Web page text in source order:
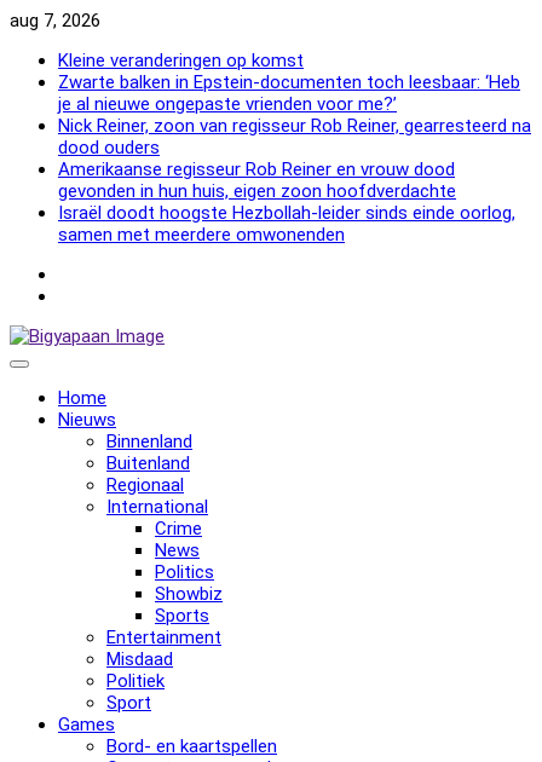
Skip
content
aug 7, 2026
Kleine veranderingen op komst
Zwarte balken in Epstein-documenten toch leesbaar: ‘Heb
je al nieuwe ongepaste vrienden voor me?’
Nick Reiner, zoon van regisseur Rob Reiner, gearresteerd na
dood ouders
Amerikaanse regisseur Rob Reiner en vrouw dood
gevonden in hun huis, eigen zoon hoofdverdachte
Israël doodt hoogste Hezbollah-leider sinds einde oorlog,
samen met meerdere omwonenden
Home
Nieuws
Binnenland
Buitenland
Regionaal
International
Crime
News
Politics
Showbiz
Sports
Entertainment
Misdaad
Politiek
Sport
Games
Bord- en kaartspellen